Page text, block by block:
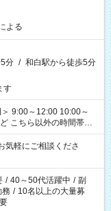
よる
分 / 和白駅から徒歩5分
す
も
軽にご相談くださ
/ 40～50代活躍中 / 副
務 / 10名以上の大量募